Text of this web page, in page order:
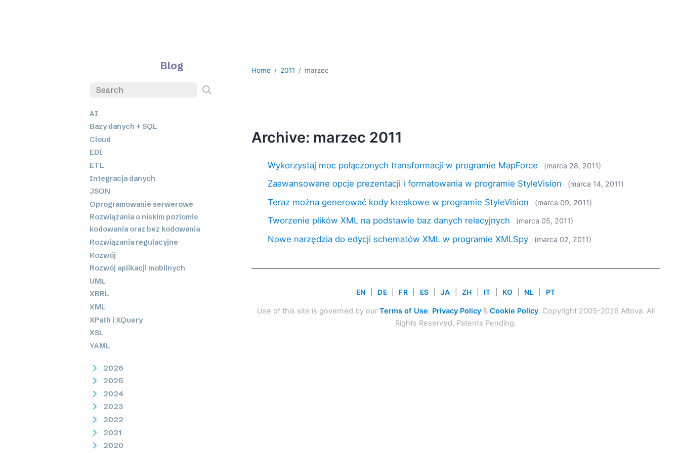
Blog
AI
Bazy danych + SQL
Cloud
EDI
ETL
Integracja danych
JSON
Oprogramowanie serwerowe
Rozwiązania o niskim poziomie
kodowania oraz bez kodowania
Rozwiązania regulacyjne
Rozwój
Rozwój aplikacji mobilnych
UML
XBRL
XML
XPath i XQuery
XSL
YAML
2026
2025
2024
2023
2022
2021
2020
Home 2011 marzec
Archive: marzec 2011
Wykorzystaj moc połączonych transformacji w programie MapForce (marca 28, 2011)
Zaawansowane opcje prezentacji i formatowania w programie StyleVision (marca 14, 2011)
Teraz można generować kody kreskowe w programie StyleVision (marca 09, 2011)
Tworzenie plików XML na podstawie baz danych relacyjnych (marca 05, 2011)
Nowe narzędzia do edycji schematów XML w programie XMLSpy (marca 02, 2011)
EN DE FR ES JA ZH IT KO NL PT
Use of this site is governed by our Terms of Use, Privacy Policy& Cookie Policy. Copyright 2005-2026 Altova. All
Rights Reserved. Patents Pending.